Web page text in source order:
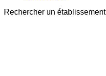
Rechercher un établissement